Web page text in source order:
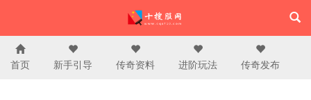
首页 新手引导 传奇资料 进阶玩法 传奇发布